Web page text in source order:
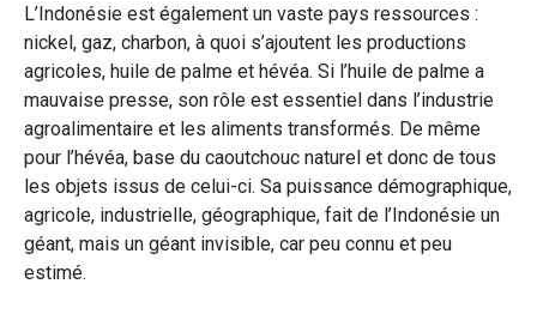
L’Indonésie est également un vaste pays ressources :
nickel, gaz, charbon, à quoi s’ajoutent les productions
agricoles, huile de palme et hévéa. Si l’huile de palme a
mauvaise presse, son rôle est essentiel dans l’industrie
agroalimentaire et les aliments transformés. De même
pour l’hévéa, base du caoutchouc naturel et donc de tous
les objets issus de celui-ci. Sa puissance démographique,
agricole, industrielle, géographique, fait de l’Indonésie un
géant, mais un géant invisible, car peu connu et peu
estimé.